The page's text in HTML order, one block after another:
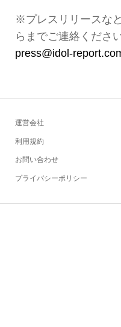
※プレスリリースな
らまでご連絡ください
press@idol-
運営会社
利用規約
お問い合わせ
プライバシーポリシー